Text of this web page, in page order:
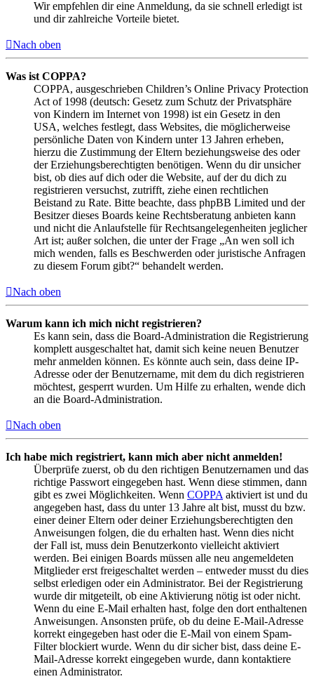
Wir empfehlen dir eine Anmeldung, da sie schnell erledigt ist
und dir zahlreiche Vorteile bietet.
Nach oben
Was ist COPPA?
COPPA, ausgeschrieben Children’s Online Privacy Protection
Act of 1998 (deutsch: Gesetz zum Schutz der Privatsphäre
von Kindern im Internet von 1998) ist ein Gesetz in den
USA, welches festlegt, dass Websites, die möglicherweise
persönliche Daten von Kindern unter 13 Jahren erheben,
hierzu die Zustimmung der Eltern beziehungsweise des oder
der Erziehungsberechtigten benötigen. Wenn du dir unsicher
bist, ob dies auf dich oder die Website, auf der du dich zu
registrieren versuchst, zutrifft, ziehe einen rechtlichen
Beistand zu Rate. Bitte beachte, dass phpBB Limited und der
Besitzer dieses Boards keine Rechtsberatung anbieten kann
und nicht die Anlaufstelle für Rechtsangelegenheiten jeglicher
Art ist; außer solchen, die unter der Frage „An wen soll ich
mich wenden, falls es Beschwerden oder juristische Anfragen
zu diesem Forum gibt?“ behandelt werden.
Nach oben
Warum kann ich mich nicht registrieren?
Es kann sein, dass die Board-Administration die Registrierung
komplett ausgeschaltet hat, damit sich keine neuen Benutzer
mehr anmelden können. Es könnte auch sein, dass deine IP-
Adresse oder der Benutzername, mit dem du dich registrieren
möchtest, gesperrt wurden. Um Hilfe zu erhalten, wende dich
an die Board-Administration.
Nach oben
Ich habe mich registriert, kann mich aber nicht anmelden!
Überprüfe zuerst, ob du den richtigen Benutzernamen und das
richtige Passwort eingegeben hast. Wenn diese stimmen, dann
gibt es zwei Möglichkeiten. Wenn COPPA aktiviert ist und du
angegeben hast, dass du unter 13 Jahre alt bist, musst du bzw.
einer deiner Eltern oder deiner Erziehungsberechtigten den
Anweisungen folgen, die du erhalten hast. Wenn dies nicht
der Fall ist, muss dein Benutzerkonto vielleicht aktiviert
werden. Bei einigen Boards müssen alle neu angemeldeten
Mitglieder erst freigeschaltet werden – entweder musst du dies
selbst erledigen oder ein Administrator. Bei der Registrierung
wurde dir mitgeteilt, ob eine Aktivierung nötig ist oder nicht.
Wenn du eine E-Mail erhalten hast, folge den dort enthaltenen
Anweisungen. Ansonsten prüfe, ob du deine E-Mail-Adresse
korrekt eingegeben hast oder die E-Mail von einem Spam-
Filter blockiert wurde. Wenn du dir sicher bist, dass deine E-
Mail-Adresse korrekt eingegeben wurde, dann kontaktiere
einen Administrator.